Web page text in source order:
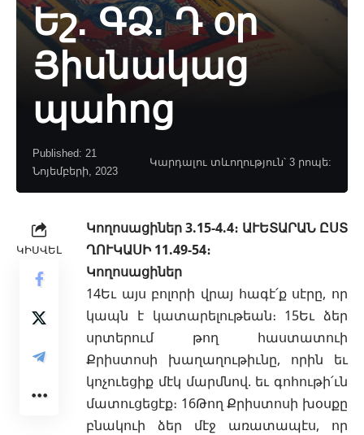
Եշ. ԳՁ. Դ օր
Յիսնակաց
պահոց
Published: 21
Նոյեմբերի, 2023
Կարդալու տևողություն՝ 3 րոպե:
ԿԻՍՎԵԼ
Կողոսացիներ 3.15-4.4։ ԱՒԵՏԱՐԱՆ ԸՍՏ
ՂՈՒԿԱՍԻ 11.49-54։
Կողոսացիներ
14Եւ այս բոլորի վրայ հագէ՛ք սէրը, որ
կապն է կատարելութեան։ 15Եւ ձեր
սրտերում թող հաստատուի
Քրիստոսի խաղաղութիւնը, որին եւ
կոչուեցիք մէկ մարմնով. եւ գոհութի՛ւն
մատուցեցէք։ 16Թող Քրիստոսի խօսքը
բնակուի ձեր մէջ առատապէս, որ